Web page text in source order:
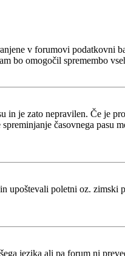
v forumovi podatkovni
bo omogočil spremembo
in je zato nepravilen. Če je
časovnega pasu
upoštevali poletni oz.
jezika ali pa forum ni